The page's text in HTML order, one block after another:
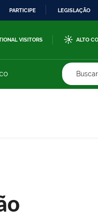
PARTICIPE LEGISLAÇÃO
VISITORS ALTO